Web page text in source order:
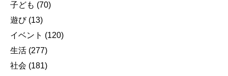
子ども (70)
遊び(13)
イベント (120)
生活 (277)
社会 (181)